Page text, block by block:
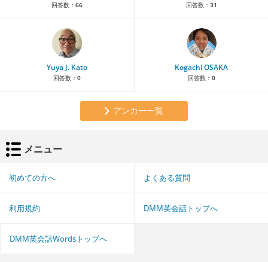
回答数： 66 回答数： 31
Yuya J. Kato
回答数： 0
Kogachi OSAKA
回答数： 0
アンカー一覧
メニュー
初めての方へ よくある質問
利用規約 DMM英会話トップへ
DMM英会話Wordsトップへ